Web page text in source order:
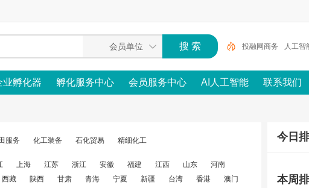
投融网商务 人工智
业孵化器 孵化服务中心 会员服务中心 AI人工智能 联系我们
服务 化工装备 石化贸易 精细化工
上海 江苏 浙江 安徽 福建 江西 山东
河南
西藏 陕西 甘肃 青海 宁夏 新疆 台湾 香港 澳门
今日
本周